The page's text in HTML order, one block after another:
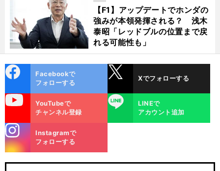
徹
。
【F1】アップデートでホンダの
強みが本領発揮される？ 浅木
泰昭「レッドブルの位置まで戻
れる可能性も」
ok
Facebookで
フォローする
Xでフォローする
YouTubeで
チャンネル登録
LINE
LINEで
アカウント追加
m
Instagramで
フォローする